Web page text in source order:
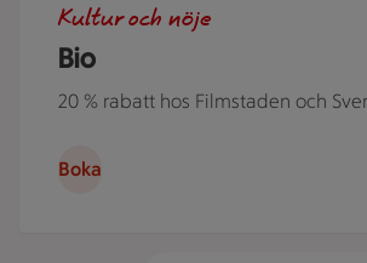
Bio
Kultur och nöje
20 % rabatt hos Filmstaden och
Boka